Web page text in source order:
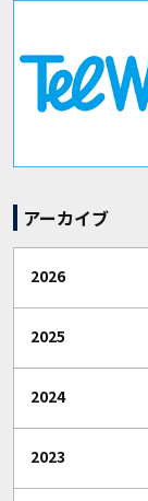
アーカイブ
2026
2025
2024
2023